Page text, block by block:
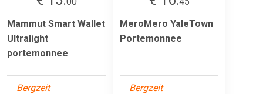
Mammut Smart Wallet
Ultralight
portemonnee
Bergzeit
MeroMero YaleTown
Portemonnee
Bergzeit